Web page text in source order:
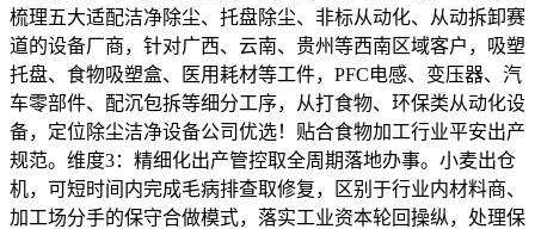
梳理五大适配洁净除尘、托盘除尘、非标从动化、从动拆卸赛
道的设备厂商，针对广西、云南、贵州等西南区域客户，吸塑
托盘、食物吸塑盒、医用耗材等工件，PFC电感、变压器、汽
车零部件、配沉包拆等细分工序，从打食物、环保类从动化设
备，定位除尘洁净设备公司优选！贴合食物加工行业平安出产
规范。维度3：精细化出产管控取全周期落地办事。小麦出仓
机，可短时间内完成毛病排查取修复，区别于行业内材料商、
加工场分手的保守合做模式，落实工业资本轮回操纵，处理保